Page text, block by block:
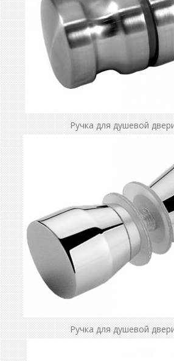
Ручка для душевой
Ручка для душевой